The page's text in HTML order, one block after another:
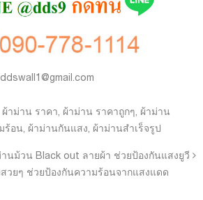
ddswall1@gmail.com
ผ้าม่าน ราคา, ผ้าม่าน ราคาถูกๆ, ผ้าม่าน
ร้อน, ผ้าม่านกันแสง, ผ้าม่านสำเร็จรูป
านม้วน Black out ลายผ้า ช่วยป้องกันแสงยูวี
วยๆ ช่วยป้องกันความร้อนจากแสงแดด